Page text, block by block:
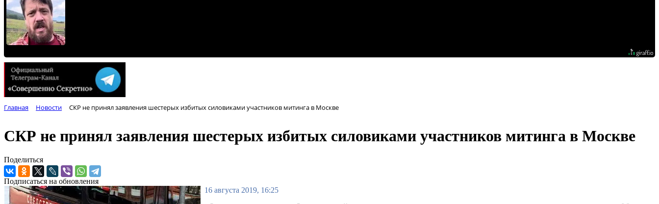
Главная Новости СКР не принял заявления шестерых избитых силовиками участников митинга в Москве
СКР не принял заявления шестерых избитых силовиками участников митинга в Москве
Поделиться
Подписаться на обновления
16 августа 2019, 16:25